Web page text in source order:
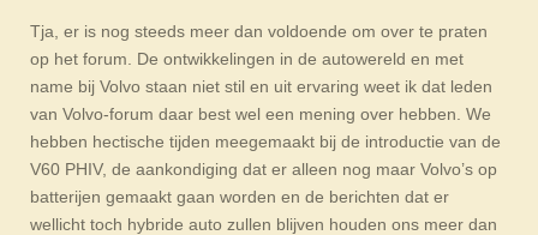
Tja, er is nog steeds meer dan voldoende om over te praten
op het forum. De ontwikkelingen in de autowereld en met
name bij Volvo staan niet stil en uit ervaring weet ik dat leden
van Volvo-forum daar best wel een mening over hebben. We
hebben hectische tijden meegemaakt bij de introductie van de
V60 PHIV, de aankondiging dat er alleen nog maar Volvo’s op
batterijen gemaakt gaan worden en de berichten dat er
wellicht toch hybride auto zullen blijven houden ons meer dan